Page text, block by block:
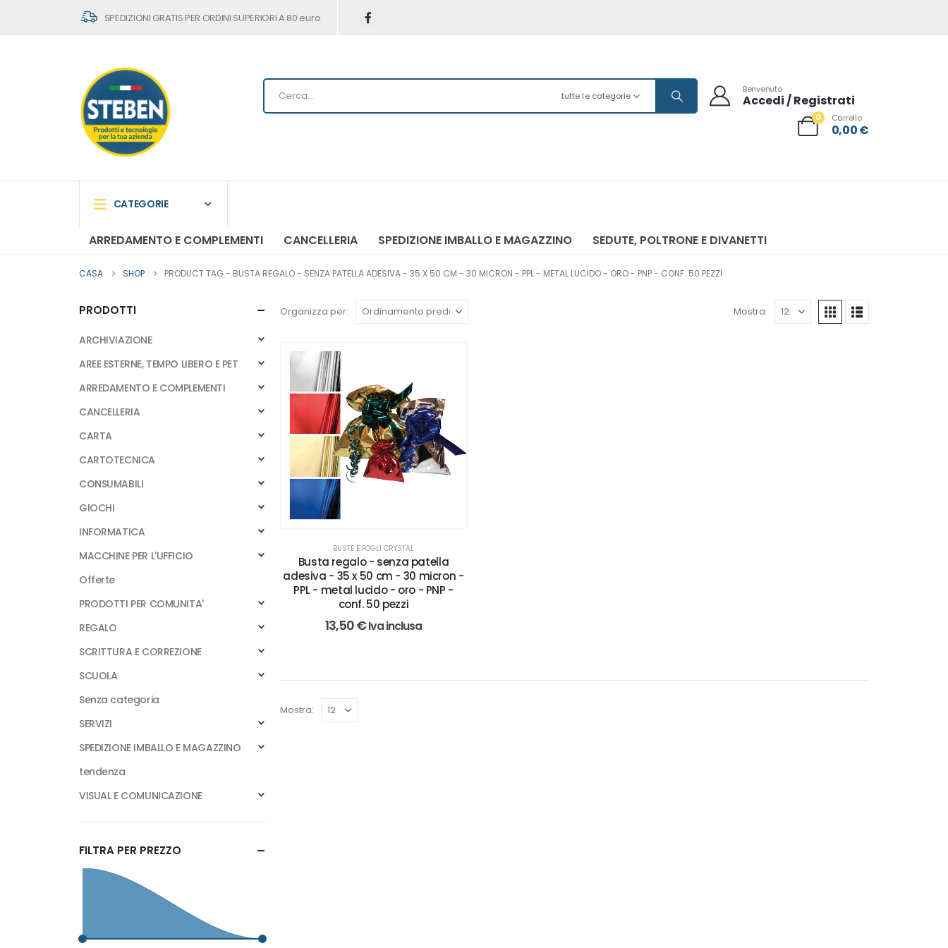
SPEDIZIONI GRATIS PER ORDINI SUPERIORI A 80 euro
tutte le categorie
Benvenuto
Accedi / Registrati
0 Carrello
0,00€
CATEGORIE
ARREDAMENTO E COMPLEMENTI CANCELLERIA SPEDIZIONE IMBALLO E MAGAZZINO SEDUTE, POLTRONE E DIVANETTI
CASA SHOP PRODUCT TAG - BUSTA REGALO - SENZA PATELLA ADESIVA - 35 X 50 CM - 30 MICRON - PPL - METAL LUCIDO - ORO - PNP - CONF. 50 PEZZI
Organizza per: Mostra:
BUSTE E FOGLI CRYSTAL
Busta regalo - senza patella
adesiva - 35 x 50 cm - 30 micron -
PPL - metal lucido - oro - PNP -
conf. 50 pezzi
13,50€Iva inclusa
Mostra:
PRODOTTI
ARCHIVIAZIONE
AREE ESTERNE, TEMPO LIBERO E PET
ARREDAMENTO E COMPLEMENTI
CANCELLERIA
CARTA
CARTOTECNICA
CONSUMABILI
GIOCHI
INFORMATICA
MACCHINE PER L'UFFICIO
Offerte
PRODOTTI PER COMUNITA'
REGALO
SCRITTURA E CORREZIONE
SCUOLA
Senza categoria
SERVIZI
SPEDIZIONE IMBALLO E MAGAZZINO
tendenza
VISUAL E COMUNICAZIONE
FILTRA PER PREZZO